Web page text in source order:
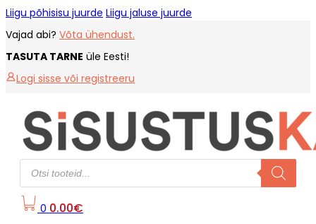
Liigu põhisisu juurde Liigu jaluse juurde
Vajad abi? Võta ühendust.
TASUTA TARNE üle Eesti!
Logi sisse või registreeru
Products
search
0 0.00€